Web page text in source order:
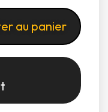
au panier